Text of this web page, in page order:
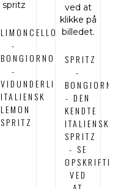
LIMONCELLO
-
BONGIORNO
-
VIDUNDERLIG
ITALIENSK
LEMON
SPRITZ
SPRITZ
-
- DEN
KENDTE
ITALIENSKE
SPRITZ
- SE
OPSKRIFTER
VED